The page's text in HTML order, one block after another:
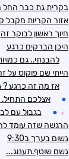
בקרית גת כבר החל
אזור הקריות מקבל
חיוך ראשון לבוקר זה
היכן הברקים כרגע
להבנתי.. גם
הייתי שם פוקוס על
אז מה זה כרגע ?
● אצלכם התחיל.
☼
● בגבול עם
הרגשה שזה עומד
גשום בערך ב9:30
גשם שוטף.תענוג...